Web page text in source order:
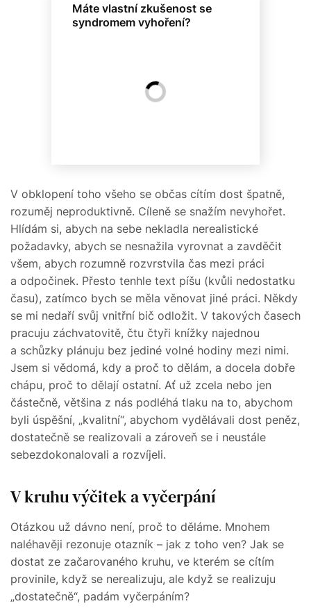
Máte vlastní zkušenost se
syndromem vyhoření?
V obklopení toho všeho se občas cítím dost špatně,
rozuměj neproduktivně. Cíleně se snažím nevyhořet.
Hlídám si, abych na sebe nekladla nerealistické
požadavky, abych se nesnažila vyrovnat a zavděčit
všem, abych rozumně rozvrstvila čas mezi práci
a odpočinek. Přesto tenhle text píšu (kvůli nedostatku
času), zatímco bych se měla věnovat jiné práci. Někdy
se mi nedaří svůj vnitřní bič odložit. V takových časech
pracuju záchvatovitě, čtu čtyři knížky najednou
a schůzky plánuju bez jediné volné hodiny mezi nimi.
Jsem si vědomá, kdy a proč to dělám, a docela dobře
chápu, proč to dělají ostatní. Ať už zcela nebo jen
částečně, většina z nás podléhá tlaku na to, abychom
byli úspěšní, „kvalitní“, abychom vydělávali dost peněz,
dostatečně se realizovali a zároveň se i neustále
sebezdokonalovali a rozvíjeli.
V kruhu výčitek a vyčerpání
Otázkou už dávno není, proč to děláme. Mnohem
naléhavěji rezonuje otazník – jak z toho ven? Jak se
dostat ze začarovaného kruhu, ve kterém se cítím
provinile, když se nerealizuju, ale když se realizuju
„dostatečně“, padám vyčerpáním?